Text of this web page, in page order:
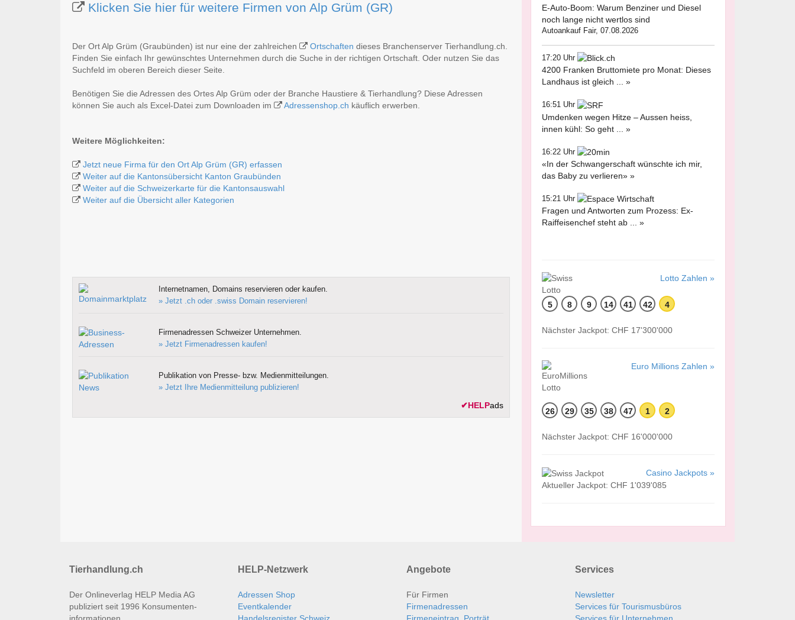
Klicken Sie hier für weitere Firmen von Alp Grüm (GR)
Der Ort Alp Grüm (Graubünden) ist nur eine der zahlreichen Ortschaften dieses Branchenserver Tierhandlung.ch.
Finden Sie einfach Ihr gewünschtes Unternehmen durch die Suche in der richtigen Ortschaft. Oder nutzen Sie das
Suchfeld im oberen Bereich dieser Seite.
Benötigen Sie die Adressen des Ortes Alp Grüm oder der Branche Haustiere & Tierhandlung? Diese Adressen
können Sie auch als Excel-Datei zum Downloaden im
Adressenshop.ch käuflich erwerben.
Weitere Möglichkeiten:
Jetzt neue Firma für den Ort Alp Grüm (GR) erfassen
Weiter auf die Kantonsübersicht Kanton Graubünden
Weiter auf die Schweizerkarte für die Kantonsauswahl
Weiter auf die Übersicht aller Kategorien
Internetnamen, Domains reservieren oder kaufen.
» Jetzt .ch oder .swiss Domain reservieren!
Firmenadressen Schweizer Unternehmen.
» Jetzt Firmenadressen kaufen!
Publikation von Presse- bzw. Medienmitteilungen.
» Jetzt Ihre Medienmitteilung publizieren!
✔HELPads
E-Auto-Boom: Warum Benziner und Diesel
noch lange nicht wertlos sind
Autoankauf Fair, 07.08.2026
17:20 Uhr
4200 Franken Bruttomiete pro Monat: Dieses
Landhaus ist gleich ... »
16:51 Uhr
Umdenken wegen Hitze – Aussen heiss,
innen kühl: So geht ... »
16:22 Uhr
«In der Schwangerschaft wünschte ich mir,
das Baby zu verlieren» »
15:21 Uhr
Fragen und Antworten zum Prozess: Ex-
Raiffeisenchef steht ab ... »
Lotto Zahlen »
5 8 9 14 41 42 4
Nächster Jackpot: CHF 17'300'000
Euro Millions Zahlen »
26 29 35 38 47 1 2
Nächster Jackpot: CHF 16'000'000
Casino Jackpots »
Aktueller Jackpot: CHF 1'039'085
Tierhandlung.ch
Der Onlineverlag HELP Media AG
publiziert seit 1996 Konsumenten­
HELP-Netzwerk
Adressen Shop
Eventkalender
Angebote
Für Firmen
Firmenadressen
Services
Newsletter
Services für Tourismusbüros